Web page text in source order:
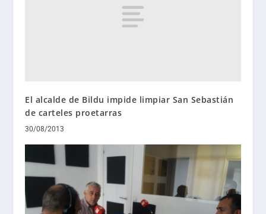
El alcalde de Bildu impide limpiar San Sebastián
de carteles proetarras
30/08/2013